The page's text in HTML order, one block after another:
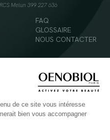
Melun 399 227 636
FAQ
GLOSSAIRE
NOUS CONTACTER
FRUITS ET LÉGUMES PAR JOUR -